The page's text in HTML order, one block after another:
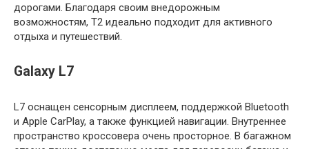
дорогами. Благодаря своим внедорожным
возможностям, T2 идеально подходит для активного
отдыха и путешествий.
Galaxy L7
L7 оснащен сенсорным дисплеем, поддержкой Bluetooth
и Apple CarPlay, а также функцией навигации. Внутреннее
пространство кроссовера очень просторное. В багажном